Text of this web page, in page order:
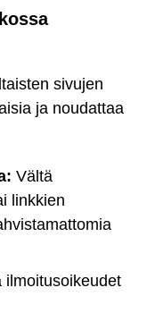
sivujen
ja noudattaa
Vältä
linkkien
ilmoitusoikeudet